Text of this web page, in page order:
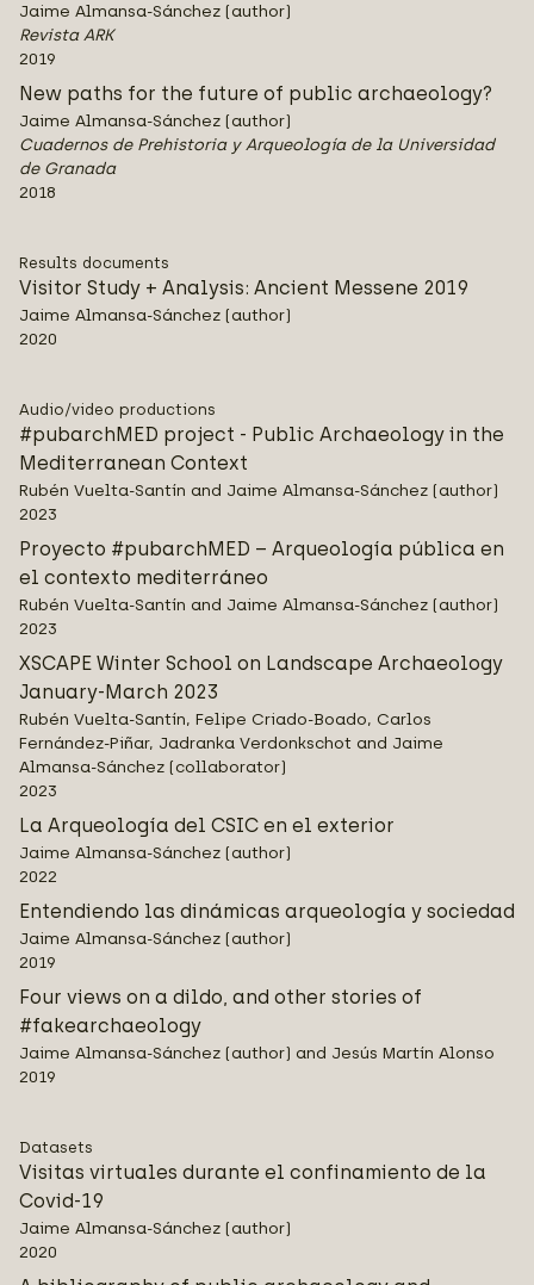
Jaime Almansa-Sánchez (author)
Revista ARK
2019
New paths for the future of public archaeology?
Jaime Almansa-Sánchez (author)
Cuadernos de Prehistoria y Arqueología de la Universidad
de Granada
2018
Results documents
Visitor Study + Analysis: Ancient Messene 2019
Jaime Almansa-Sánchez (author)
2020
Audio/video productions
#pubarchMED project - Public Archaeology in the
Mediterranean Context
Rubén Vuelta-Santín and Jaime Almansa-Sánchez (author)
2023
Proyecto #pubarchMED – Arqueología pública en
el contexto mediterráneo
Rubén Vuelta-Santín and Jaime Almansa-Sánchez (author)
2023
XSCAPE Winter School on Landscape Archaeology
January-March 2023
Rubén Vuelta-Santín, Felipe Criado-Boado, Carlos
Fernández-Piñar, Jadranka Verdonkschot and Jaime
Almansa-Sánchez (collaborator)
2023
La Arqueología del CSIC en el exterior
Jaime Almansa-Sánchez (author)
2022
Entendiendo las dinámicas arqueología y sociedad
Jaime Almansa-Sánchez (author)
2019
Four views on a dildo, and other stories of
#fakearchaeology
Jaime Almansa-Sánchez (author) and Jesús Martín Alonso
2019
Datasets
Visitas virtuales durante el confinamiento de la
Covid-19
Jaime Almansa-Sánchez (author)
2020